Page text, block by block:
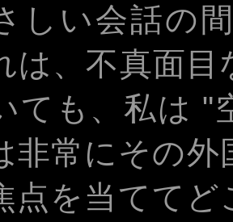
しい会話の
は、不真面
ても、私は "
非常にその
点を当てて